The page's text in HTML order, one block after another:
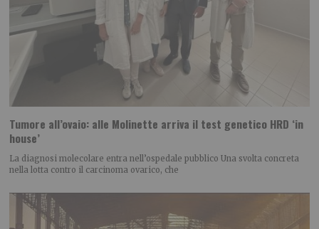
Tumore all’ovaio: alle Molinette arriva il test genetico HRD ‘in
house’
La diagnosi molecolare entra nell’ospedale pubblico Una svolta concreta
nella lotta contro il carcinoma ovarico, che